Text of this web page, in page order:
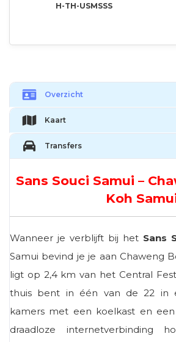
H-TH-USMSSS
Overzicht
Kaart
Transfers
Sans Souci Samui –
Koh
Wanneer je verblijft bij het Sans
Samui bevind je je aan Chaweng
ligt op 2,4 km van het Central
thuis bent in één van de 22 in
kamers met een koelkast en
draadloze internetverbinding